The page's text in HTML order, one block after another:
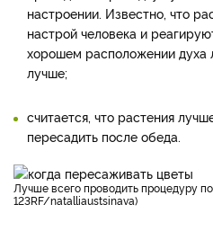
настроении. Известно, что
настрой человека и
хорошем расположении духа
лучше;
считается, что растения
пересадить после обеда.
Лучше всего проводить процедуру после обеда (фото
123RF/natalliaustsinava)